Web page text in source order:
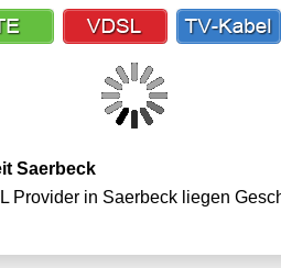
Saerbeck
Provider in Saerbeck liegen